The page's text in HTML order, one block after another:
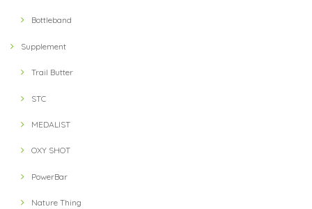
Bottleband
Supplement
Trail Butter
STC
MEDALIST
OXY SHOT
PowerBar
Nature Thing